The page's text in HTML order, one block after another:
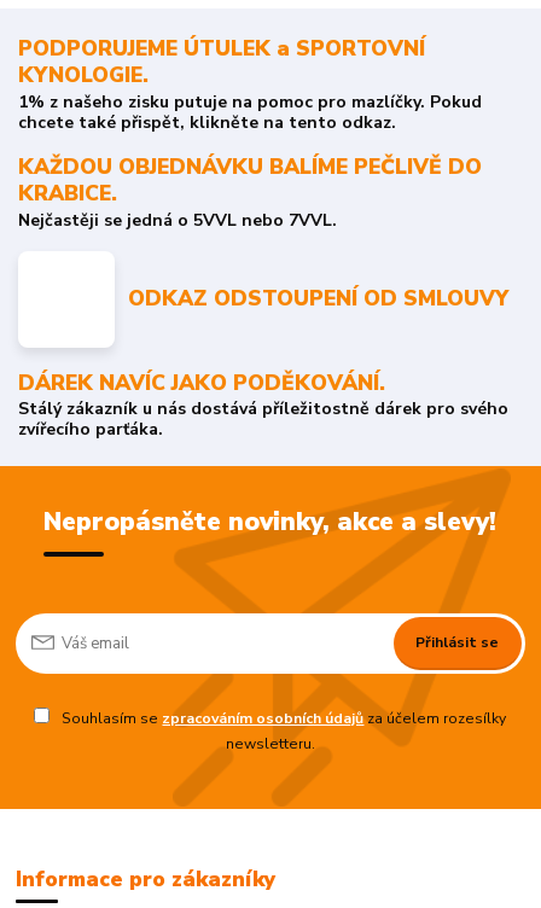
PODPORUJEME ÚTULEK a SPORTOVNÍ
KYNOLOGIE.
1% z našeho zisku putuje na pomoc pro mazlíčky. Pokud
chcete také přispět, klikněte na tento odkaz.
KAŽDOU OBJEDNÁVKU BALÍME PEČLIVĚ DO
KRABICE.
Nejčastěji se jedná o 5VVL nebo 7VVL.
ODKAZ ODSTOUPENÍ OD SMLOUVY
DÁREK NAVÍC JAKO PODĚKOVÁNÍ.
Stálý zákazník u nás dostává příležitostně dárek pro svého
zvířecího parťáka.
Nepropásněte novinky, akce a slevy!
Přihlásit se
Souhlasím se zpracováním osobních údajůza účelem rozesílky
newsletteru.
Informace pro zákazníky